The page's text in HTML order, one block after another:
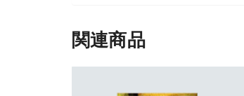
関連商品